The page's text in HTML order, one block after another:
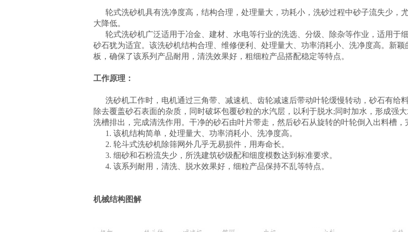
轮式洗砂机具有洗净度高，结构合理，处理量大，功耗小，洗砂过程中砂子流失少，
大降低。
轮式洗砂机广泛适用于冶金、建材、水电等行业的洗选、分级、除杂等作业，适用于
砂石犹为适宜。该洗砂机结构合理、维修便利、处理量大、功率消耗小、洗净度高。新
板，确保了该系列产品耐用，清洗效果好，粗细粒产品搭配稳定等特点。
工作原理 ：
洗砂机工作时，电机通过三角带、减速机、齿轮减速后带动叶轮缓慢转动，砂石有给
除去覆盖砂石表面的杂质，同时破坏包覆砂粒的水汽层，以利于脱水;同时加水，形成强
洗槽排出，完成清洗作用。干净的砂石由叶片带走，然后砂石从旋转的叶轮倒入出料槽，
1. 该机结构简单，处理量大、功率消耗小、洗净度高。
2. 轮斗式洗砂机除筛网外几乎无易损件，用寿命长。
3. 细砂和石粉流失少，所洗建筑砂级配和细度模数达到标准要求。
4. 该系列耐用，清洗、脱水效果好，细粒产品保持不乱等特点。
机械结构图解